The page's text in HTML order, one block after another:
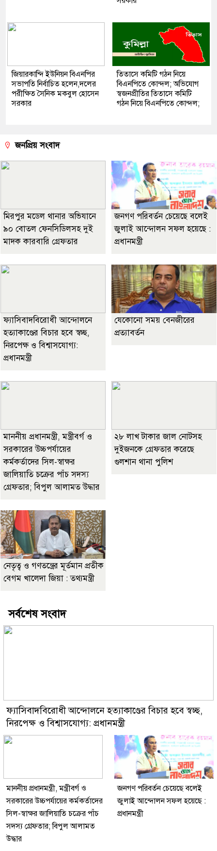
জিয়ারকান্দি ইউনিয়ন বিএনপির
সভাপতি নির্বাচিত হলেন,দলের
পরীক্ষিত সৈনিক মকবুল হোসেন
সরকার
তিতাসে কমিটি গঠন নিয়ে
বিএনপিতে কোন্দল; অভিযোগ
স্বজনপ্রীতির তিতাসে কমিটি
গঠন নিয়ে বিএনপিতে কোন্দল;
জনপ্রিয় সংবাদ
মিরপুর মডেল থানার অভিযানে
৯০ বোতল ফেনসিডিলসহ দুই
মাদক কারবারি গ্রেফতার
জনগণ পরিবর্তন চেয়েছে বলেই
জুলাই আন্দোলন সফল হয়েছে :
প্রধানমন্ত্রী
ফ্যাসিবাদবিরোধী আন্দোলনে
হত্যাকাণ্ডের বিচার হবে স্বচ্ছ,
নিরপেক্ষ ও বিশ্বাসযোগ্য:
প্রধানমন্ত্রী
যেকোনো সময় বেনজীরের
প্রত্যাবর্তন
মাননীয় প্রধানমন্ত্রী, মন্ত্রীবর্গ ও
সরকারের উচ্চপর্যায়ের
কর্মকর্তাদের সিল-স্বাক্ষর
জালিয়াতি চক্রের পাঁচ সদস্য
গ্রেফতার; বিপুল আলামত উদ্ধার
২৮ লাখ টাকার জাল নোটসহ
দুইজনকে গ্রেফতার করেছে
গুলশান থানা পুলিশ
নেতৃত্ব ও গণতন্ত্রের মূর্তমান প্রতীক
বেগম খালেদা জিয়া : তথ্যমন্ত্রী
সর্বশেষ সংবাদ
ফ্যাসিবাদবিরোধী আন্দোলনে হত্যাকাণ্ডের বিচার হবে স্বচ্ছ,
নিরপেক্ষ ও বিশ্বাসযোগ্য: প্রধানমন্ত্রী
মাননীয় প্রধানমন্ত্রী, মন্ত্রীবর্গ ও
সরকারের উচ্চপর্যায়ের কর্মকর্তাদের
সিল-স্বাক্ষর জালিয়াতি চক্রের পাঁচ
সদস্য গ্রেফতার; বিপুল আলামত
উদ্ধার
জনগণ পরিবর্তন চেয়েছে বলেই
জুলাই আন্দোলন সফল হয়েছে :
প্রধানমন্ত্রী